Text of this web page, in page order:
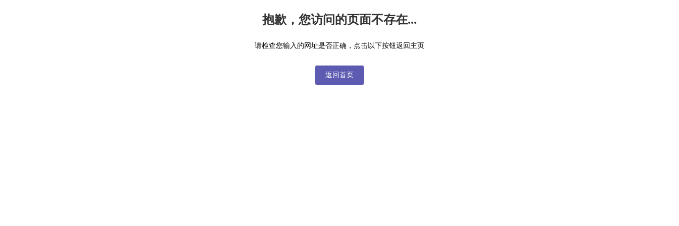
抱歉，您访问的页面不存在...
请检查您输入的网址是否正确，点击以下按钮返回主页
返回首页